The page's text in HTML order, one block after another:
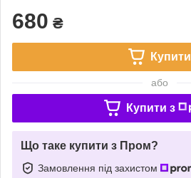
680 ₴
Купити
або
Купити з
Що таке купити з Пром?
Замовлення під захистом